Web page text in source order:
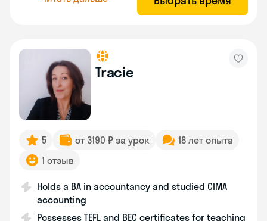
Tracie
5 от 3190 ₽ за урок
18 лет опыта
1 отзыв
Holds a BA in accountancy and studied CIMA
accounting
Possesses TEFL and BEC certificates for teaching